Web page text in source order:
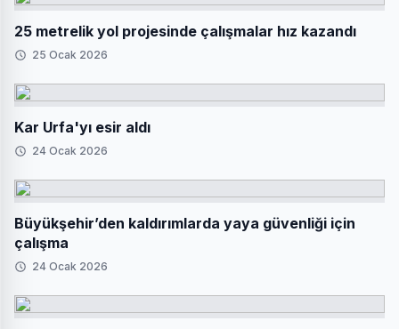
25 metrelik yol projesinde çalışmalar hız kazandı
25 Ocak 2026
Kar Urfa'yı esir aldı
24 Ocak 2026
Büyükşehir’den kaldırımlarda yaya güvenliği için
çalışma
24 Ocak 2026